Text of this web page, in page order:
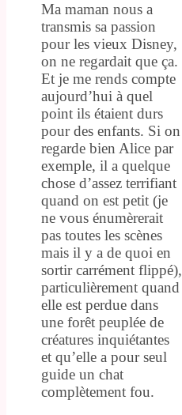
Ma maman nous a
transmis sa passion
pour les vieux Disney,
on ne regardait que ça.
Et je me rends compte
aujourd’hui à quel
point ils étaient durs
pour des enfants. Si on
regarde bien Alice par
exemple, il a quelque
chose d’assez terrifiant
quand on est petit (je
ne vous énumèrerait
pas toutes les scènes
mais il y a de quoi en
sortir carrément flippé),
particulièrement quand
elle est perdue dans
une forêt peuplée de
créatures inquiétantes
et qu’elle a pour seul
guide un chat
complètement fou.